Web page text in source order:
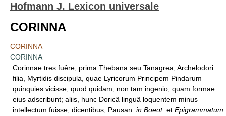
Hofmann J. Lexicon universale
CORINNA
CORINNA
CORINNA
Corinnae tres fuêre, prima Thebana seu Tanagrea, Archelodori
filia, Myrtidis discipula, quae Lyricorum Principem Pindarum
quinquies vicisse, quod quidam, non tam ingenio, quam formae
eius adscribunt; aliis, hunc Doricâ linguâ loquentem minus
intellectum fuisse, dicentibus, Pausan. in Boeot. et Epigrammatum